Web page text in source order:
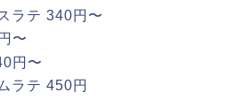
ラテ 340円〜
〜
円〜
ラテ 450円